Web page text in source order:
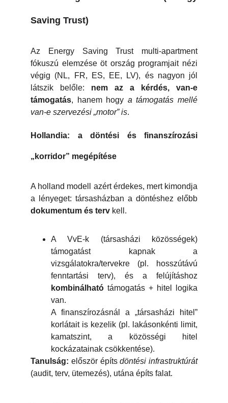
Saving Trust)
Az Energy Saving Trust multi-apartment
fókuszú elemzése öt ország programjait nézi
végig (NL, FR, ES, EE, LV), és nagyon jól
látszik belőle: nem az a kérdés, van-e
támogatás, hanem hogy a támogatás mellé
van-e szervezési „motor” is.
Hollandia: a döntési és finanszírozási
„korridor” megépítése
A holland modell azért érdekes, mert kimondja
a lényeget: társasházban a döntéshez előbb
dokumentum és terv kell.
A VvE-k (társasházi közösségek)
támogatást kapnak a
vizsgálatokra/tervekre (pl. hosszútávú
fenntartási terv), és a felújításhoz
kombinálható támogatás + hitel logika
van.
A finanszírozásnál a „társasházi hitel”
korlátait is kezelik (pl. lakásonkénti limit,
kamatszint, a közösségi hitel
kockázatainak csökkentése).
Tanulság: először építsdöntési infrastruktúrát
(audit, terv, ütemezés), utána építs falat.